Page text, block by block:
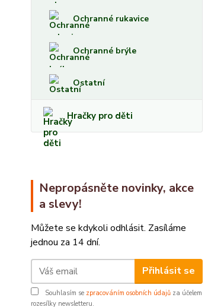
Ochranné rukavice
Ochranné brýle
Ostatní
Hračky pro děti
Nepropásněte novinky, akce
a slevy!
Můžete se kdykoli odhlásit. Zasíláme
jednou za 14 dní.
Přihlásit se
Souhlasím se zpracováním osobních údajů za účelem
rozesílky newsletteru.